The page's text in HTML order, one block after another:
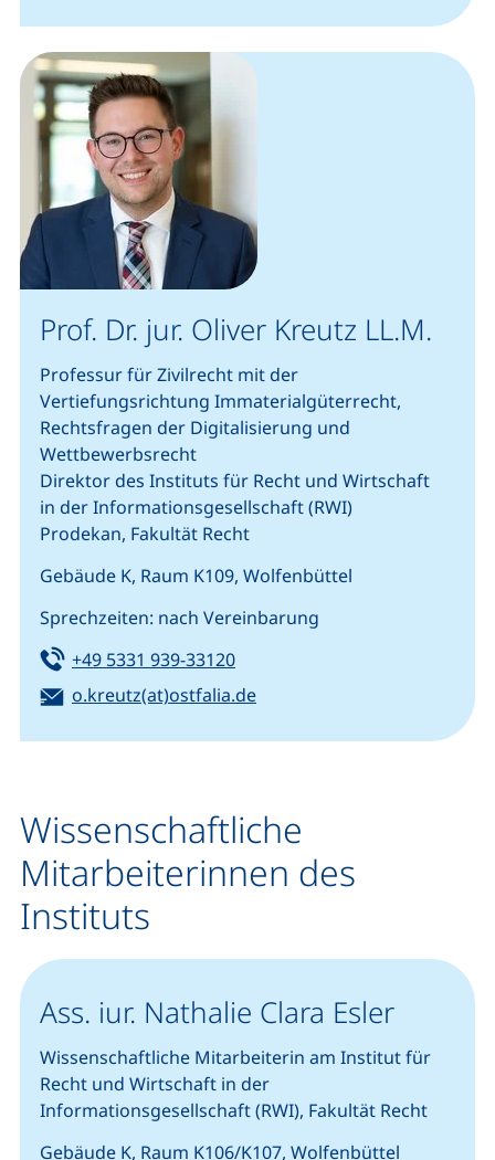
Prof. Dr. jur. Oliver Kreutz LL.M.
Professur für Zivilrecht mit der
Vertiefungsrichtung Immaterialgüterrecht,
Rechtsfragen der Digitalisierung und
Wettbewerbsrecht
Direktor des Instituts für Recht und Wirtschaft
in der Informationsgesellschaft (RWI)
Prodekan, Fakultät Recht
Gebäude K, Raum K109, Wolfenbüttel
Sprechzeiten: nach Vereinbarung
Tel:
+49 5331 939-33120(startet einen Telefonanruf,
E-Mail:
o.kreutz(at)ostfalia.de(öffnet Ihr E-Mail-
Wissenschaftliche
Mitarbeiterinnen des
Instituts
Ass. iur. Nathalie Clara Esler
Wissenschaftliche Mitarbeiterin am Institut für
Recht und Wirtschaft in der
Informationsgesellschaft (RWI), Fakultät Recht
Gebäude K, Raum K106/K107, Wolfenbüttel